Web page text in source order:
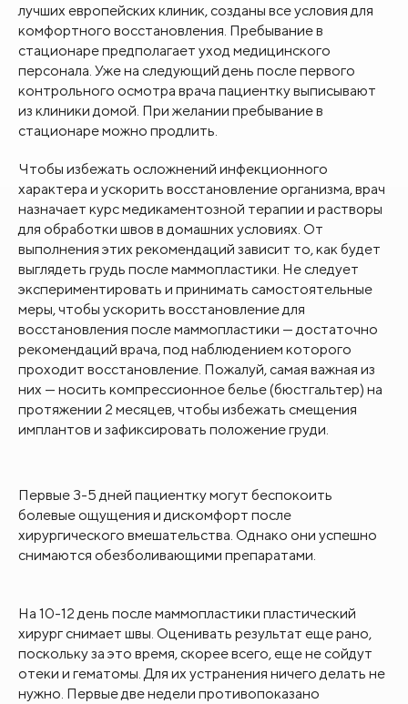
лучших европейских клиник, созданы все условия для
комфортного восстановления. Пребывание в
стационаре предполагает уход медицинского
персонала. Уже на следующий день после первого
контрольного осмотра врача пациентку выписывают
из клиники домой. При желании пребывание в
стационаре можно продлить.
Чтобы избежать осложнений инфекционного
характера и ускорить восстановление организма, врач
назначает курс медикаментозной терапии и растворы
для обработки швов в домашних условиях. От
выполнения этих рекомендаций зависит то, как будет
выглядеть грудь после маммопластики. Не следует
экспериментировать и принимать самостоятельные
меры, чтобы ускорить восстановление для
восстановления после маммопластики — достаточно
рекомендаций врача, под наблюдением которого
проходит восстановление. Пожалуй, самая важная из
них — носить компрессионное белье (бюстгальтер) на
протяжении 2 месяцев, чтобы избежать смещения
имплантов и зафиксировать положение груди.
Первые 3-5 дней пациентку могут беспокоить
болевые ощущения и дискомфорт после
хирургического вмешательства. Однако они успешно
снимаются обезболивающими препаратами.
На 10-12 день после маммопластики пластический
хирург снимает швы. Оценивать результат еще рано,
поскольку за это время, скорее всего, еще не сойдут
отеки и гематомы. Для их устранения ничего делать не
нужно. Первые две недели противопоказано